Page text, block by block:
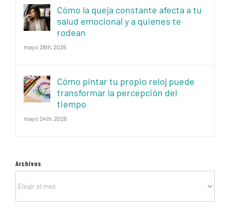
Cómo la queja constante afecta a tu
salud emocional y a quienes te
rodean
mayo 28th, 2026
Cómo pintar tu propio reloj puede
transformar la percepción del
tiempo
mayo 24th, 2026
Archivos